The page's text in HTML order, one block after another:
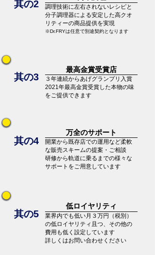
​其の2
調理技術に左右されないレシピと
分子調理器による安定した高クオ
リティーの商品提供を実現
※Dr.FRYは任意で別途契約となります
​其の3
​最高金賞受賞店
３年連続からあげグランプリ入賞
2021年最高金賞受賞した本物の味
をご提供できます
​其の4
​万全のサポート
開業から既存店での運用など柔軟
な販売スキームの提案・ご相談
​研修から軌道に乗るまでの様々な
サポートをご用意しています
​其の5
​低ロイヤリティ
業界内でも低い月３万円（税別）
の低ロイヤリティ且つ、その他の
費用も低く設定しています
​詳しくはお問い合わせください